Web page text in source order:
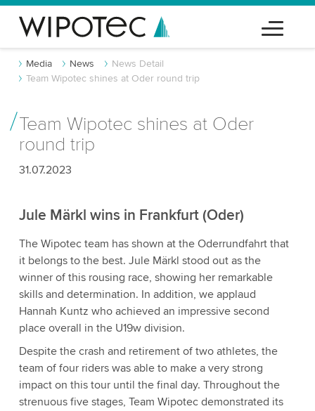
Media News
News Detail
Team Wipotec shines at Oder round trip
Team Wipotec shines at Oder
round trip
31.07.2023
Jule Märkl wins in Frankfurt (Oder)
The Wipotec team has shown at the Oderrundfahrt that
it belongs to the best. Jule Märkl stood out as the
winner of this rousing race, showing her remarkable
skills and determination. In addition, we applaud
Hannah Kuntz who achieved an impressive second
place overall in the U19w division.
Despite the crash and retirement of two athletes, the
team of four riders was able to make a very strong
impact on this tour until the final day. Throughout the
strenuous five stages, Team Wipotec demonstrated its